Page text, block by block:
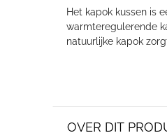
Het kapok kussen is
warmteregulerende
natuurlijke kapok
OVER DIT